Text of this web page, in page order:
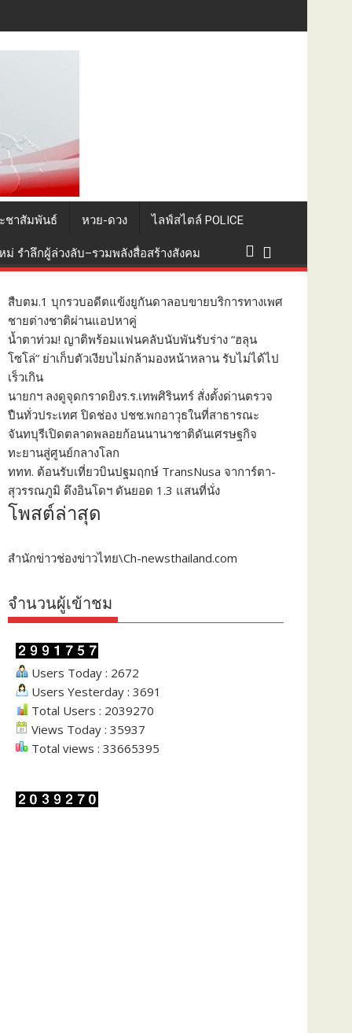
ชาสัมพันธ์ หวย-ดวง ไลฟ์สไตล์ POLICE
รำลึกผู้ล่วงลับ–รวมพลังสื่อสร้างสังคม
สืบตม.1 บุกรวบอดีตแข้งยูกันดาลอบขายบริการทางเพศ
ชายต่างชาติผ่านแอปหาคู่
น้ำตาท่วม! ญาติพร้อมแฟนคลับนับพันรับร่าง “ฮลุน
โซโล่” ย่าเก็บตัวเงียบไม่กล้ามองหน้าหลาน รับไม่ได้ไป
เร็วเกิน
นายกฯ ลงดูจุดกราดยิงร.ร.เทพศิรินทร์ สั่งตั้งด่านตรวจ
ปืนทั่วประเทศ ปิดช่อง ปชช.พกอาวุธในที่สาธารณะ
จันทบุรีเปิดตลาดพลอยก้อนนานาชาติดันเศรษฐกิจ
ทะยานสู่ศูนย์กลางโลก
ททท. ต้อนรับเที่ยวบินปฐมฤกษ์ TransNusa จาการ์ตา-
สุวรรณภูมิ ดึงอินโดฯ ดันยอด 1.3 แสนที่นั่ง
โพสต์ล่าสุด
สำนักข่าวช่องข่าวไทย\Ch-newsthailand.com
จำนวนผู้เข้าชม
Users Today : 2672
Users Yesterday : 3691
Total Users : 2039270
Views Today : 35937
Total views : 33665395